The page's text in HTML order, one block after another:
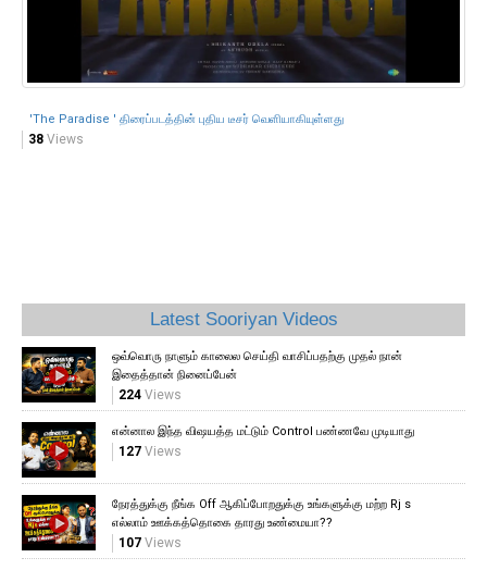
'The Paradise ' திரைப்படத்தின் புதிய டீசர் வெளியாகியுள்ளது
38 Views
Latest Sooriyan Videos
ஒவ்வொரு நாளும் காலைல செய்தி வாசிப்பதற்கு முதல் நான்
இதைத்தான் நினைப்பேன்
224Views
என்னால இந்த விஷயத்த மட்டும் Control பண்ணவே முடியாது
127Views
நேரத்துக்கு நீங்க Off ஆகிப்போறதுக்கு உங்களுக்கு மற்ற Rj s
எல்லாம் ஊக்கத்தொகை தாரது உண்மையா??
107Views